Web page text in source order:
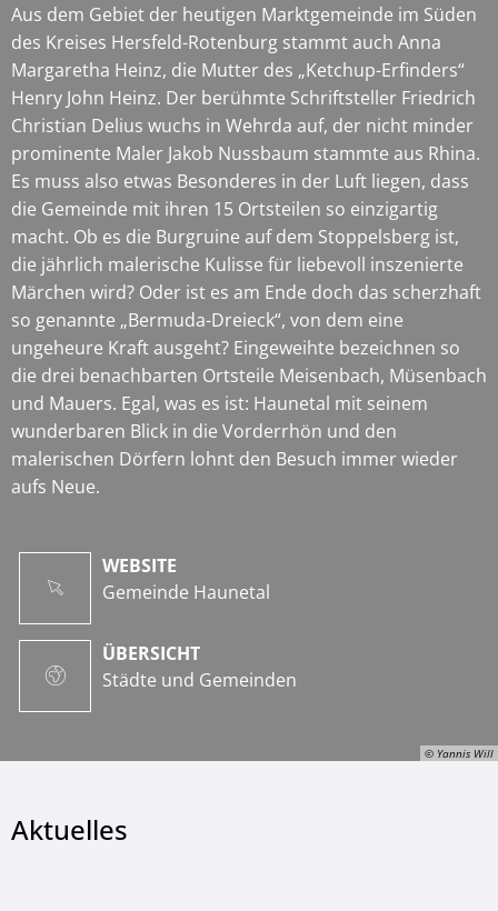
© Yannis Will
Aus dem Gebiet der heutigen Marktgemeinde im Süden
des Kreises Hersfeld-Rotenburg stammt auch Anna
Margaretha Heinz, die Mutter des „Ketchup-Erfinders“
Henry John Heinz. Der berühmte Schriftsteller Friedrich
Christian Delius wuchs in Wehrda auf, der nicht minder
prominente Maler Jakob Nussbaum stammte aus Rhina.
Es muss also etwas Besonderes in der Luft liegen, dass
die Gemeinde mit ihren 15 Ortsteilen so einzigartig
macht. Ob es die Burgruine auf dem Stoppelsberg ist,
die jährlich malerische Kulisse für liebevoll inszenierte
Märchen wird? Oder ist es am Ende doch das scherzhaft
so genannte „Bermuda-Dreieck“, von dem eine
ungeheure Kraft ausgeht? Eingeweihte bezeichnen so
die drei benachbarten Ortsteile Meisenbach, Müsenbach
und Mauers. Egal, was es ist: Haunetal mit seinem
wunderbaren Blick in die Vorderrhön und den
malerischen Dörfern lohnt den Besuch immer wieder
aufs Neue.
WEBSITE
Gemeinde Haunetal
ÜBERSICHT
Städte und Gemeinden
Aktuelles